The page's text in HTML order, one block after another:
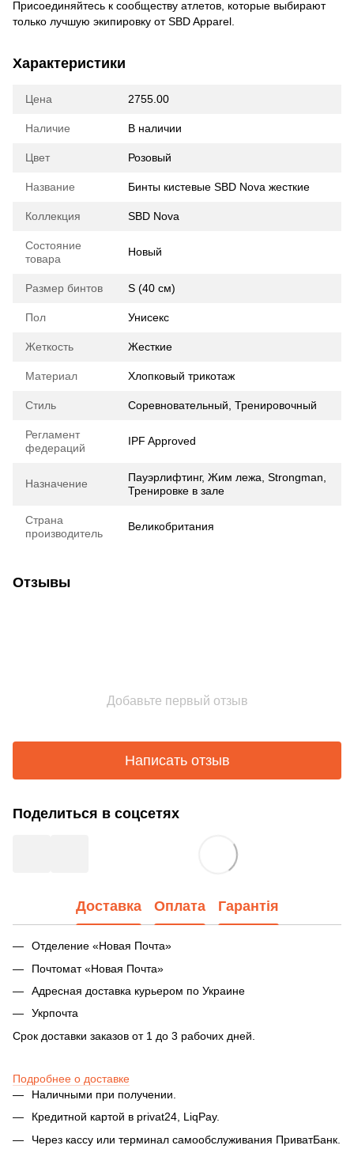
Присоединяйтесь к сообществу атлетов, которые выбирают
только лучшую экипировку от SBD Apparel.
Характеристики
Цена 2755.00
Наличие В наличии
Цвет Розовый
Название Бинты кистевые SBD Nova жесткие
Коллекция SBD Nova
Состояние
товара
Новый
Размер бинтов S (40 cм)
Пол Унисекс
Жеткость Жесткие
Материал Хлопковый трикотаж
Стиль Соревновательный, Тренировочный
Регламент
федераций
IPF Approved
Назначение
Пауэрлифтинг, Жим лежа, Strongman,
Тренировке в зале
Страна
производитель
Великобритания
Отзывы
Добавьте первый отзыв
Написать отзыв
Поделиться в соцсетях
Доставка Оплата Гарантія
Отделение «Новая Почта»
Почтомат «Новая Почта»
Адресная доставка курьером по Украине
Укрпочта
Срок доставки заказов от 1 до 3 рабочих дней.
Подробнее о доставке
Наличными при получении.
Кредитной картой в privat24, LiqPay.
Через кассу или терминал самообслуживания ПриватБанк.